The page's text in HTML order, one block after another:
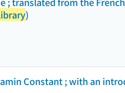
)
Constant ; with an